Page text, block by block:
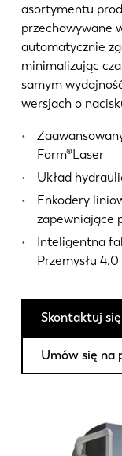
asortymentu
przechowywane
automatycznie
minimalizując
samym
wersjach o
Form®Laser
Układ
Enkodery
zapewniające
Inteligentna
Przemysłu 4.0
Skontaktuj
Umów się na
OBSŁUGA
O firmie LVD
Odkryj LVD
Realizacje
Wydarzenia
Centrum
Branże i
Oferty pracy
Kontakt